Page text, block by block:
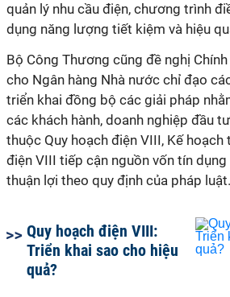
quản lý nhu cầu điện, chương trình
dụng năng lượng tiết kiệm và hiệu
Bộ Công Thương cũng đề nghị
cho Ngân hàng Nhà nước chỉ đạo
triển khai đồng bộ các giải pháp
các khách hành, doanh nghiệp đầu
thuộc Quy hoạch điện VIII, Kế
điện VIII tiếp cận nguồn vốn tín
thuận lợi theo quy định của pháp
Quy hoạch điện VIII:
Triển khai sao cho hiệu
quả?